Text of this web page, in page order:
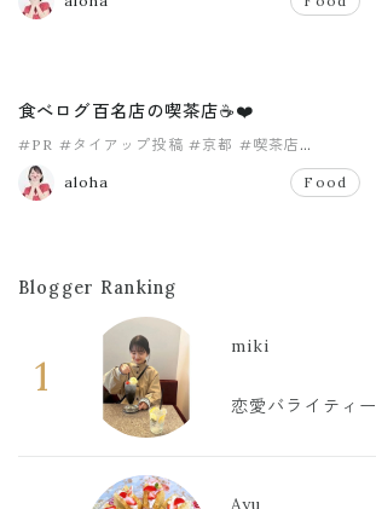
食べログ百名店の喫茶店☕️❤️
#PR #タイアップ投稿 #京都 #喫茶店
#市川屋珈琲
aloha
Food
Blogger Ranking
1
miki
恋愛バライティー